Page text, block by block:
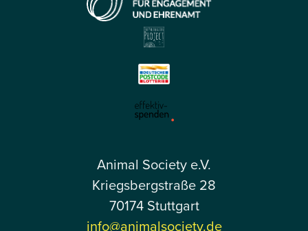
Animal Society e.V.
Kriegsbergstraße 28
70174 Stuttgart
info@animalsociety.de